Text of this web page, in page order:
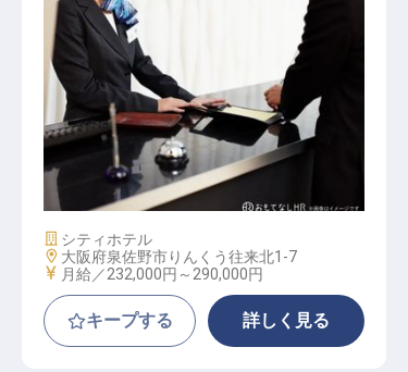
ナイトフロント
施設業態
シティホテル
勤務地
大阪府泉佐野市りんくう往来北1-7
給与
月給／232,000円～ 290,000円
キープする 詳しく見る